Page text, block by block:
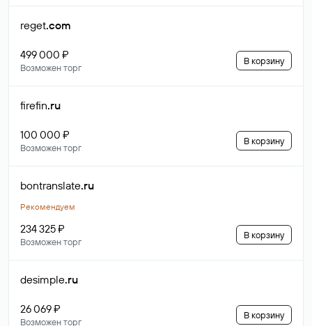
reget.com
499 000 ₽
Возможен торг
В корзину
firefin.ru
100 000 ₽
Возможен торг
В корзину
bontranslate.ru
Рекомендуем
234 325 ₽
Возможен торг
В корзину
desimple.ru
26 069 ₽
Возможен торг
В корзину